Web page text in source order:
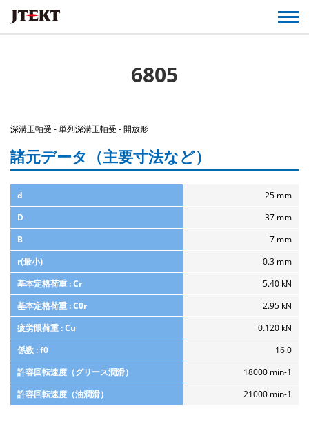
6805
深溝玉軸受 -単列深溝玉軸受 - 開放形
諸元データ（主要寸法など）
d
25 mm
D
37 mm
B
7 mm
r(最小)
0.3 mm
基本定格荷重 : Cr
5.40 kN
基本定格荷重 : C0r
2.95 kN
疲労限荷重 : Cu
0.120 kN
係数 : f0
16.0
許容回転速度（グリース潤滑）
18000 min-1
許容回転速度（油潤滑）
21000 min-1